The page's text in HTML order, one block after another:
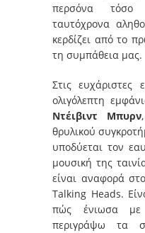
περσόνα τόσο
ταυτόχρονα
κερδίζει από το
τη συμπάθεια μας.
Στις ευχάριστες
ολιγόλεπτη
Ντέιβιντ Μπυρν
θρυλικού
υποδύεται τον
μουσική της
είναι αναφορά
Talking Heads.
πώς ένιωσα
περιγράψω τα